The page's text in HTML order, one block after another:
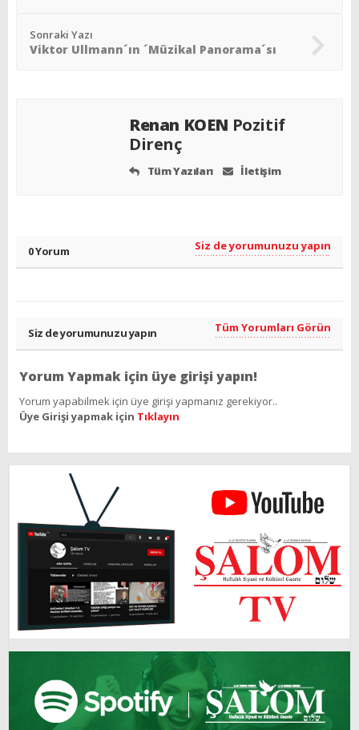
Sonraki Yazı
Viktor Ullmann´ın ´Müzikal Panorama´sı
Renan KOEN Pozitif
Direnç
Tüm Yazıları İletişim
0 Yorum Siz de yorumunuzu yapın
Siz de yorumunuzu yapın Tüm Yorumları Görün
Yorum Yapmak için üye girişi yapın!
Yorum yapabilmek için üye girişi yapmanız gerekiyor..
Üye Girişi yapmak için Tıklayın